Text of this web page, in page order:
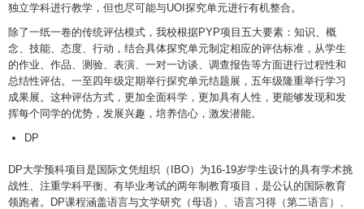
独立学科进行教学，但也尽可能与UOI探究单元进行有机整合。
除了一纸一卷的传统评估模式，我校根据PYP项目五大要素：知识、概
念、技能、态度、行动，结合具体探究单元制定相应的评估标准，从学生
的作业、作品、测验、表演、一对一访谈、调查报告等方面进行过程性和
总结性评估。一至四年级定期举行探究单元结题展，五年级隆重举行学习
成果展。这种评估方式，更加全面科学，更加具有人性，更能够发现和发
挥每个同学的优势，发展兴趣，培养信心，激发潜能。
DP
DP大学预科项目是国际文凭组织（IBO）为16-19岁学生设计的具有学术挑
战性、注重学科平衡、有毕业考试的两年制教育项目，是公认的国际教育
领跑者。DP课程涵盖语言与文学研究（母语）、语言习得（第二语言）、